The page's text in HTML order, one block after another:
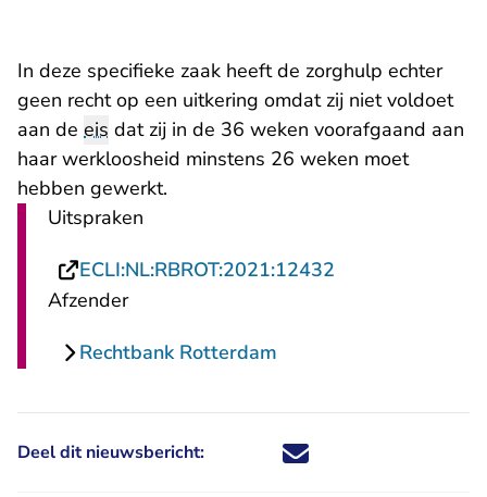
In deze specifieke zaak heeft de zorghulp echter
geen recht op een uitkering omdat zij niet voldoet
aan de eis dat zij in de 36 weken voorafgaand aan
haar werkloosheid minstens 26 weken moet
hebben gewerkt.
Uitspraken
ECLI:NL:RBROT:2021:12432
Afzender
Rechtbank Rotterdam
Deel dit nieuwsbericht: Deel dit nieuwsbericht via X -
Deel dit nieuwsbericht via
Deel dit nieuwsbericht
Deel dit